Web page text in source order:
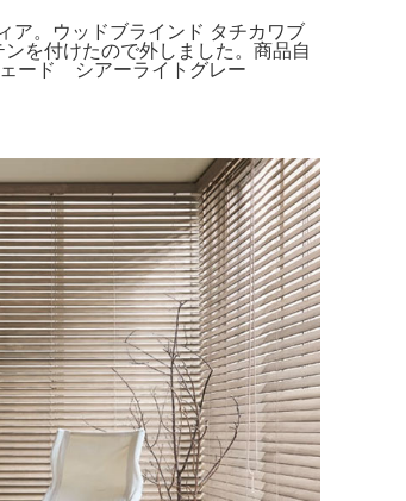
ア。ウッドブラインド タチカワブ
を付けたので外しました。商品自
ェード シアーライトグレー